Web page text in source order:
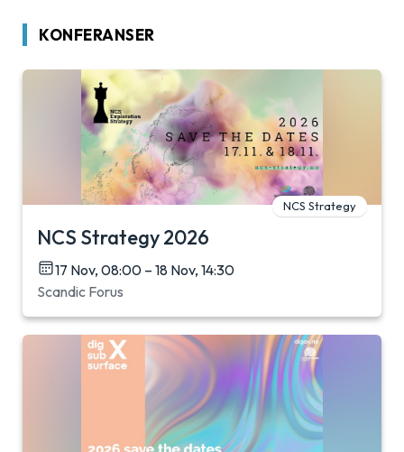
KONFERANSER
NCS Strategy
NCS Strategy 2026
17 Nov, 08:00 – 18 Nov, 14:30
Scandic Forus